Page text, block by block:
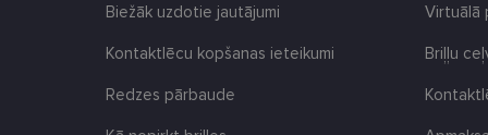
Biežāk uzdotie jautājumi
Kontaktlēcu kopšanas ieteikumi
Redzes pārbaude
Virtuālā
Briļļu
shipping_country
csrftoken